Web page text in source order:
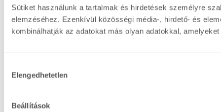
Sütiket használunk a tartalmak és hirdetések személyre
elemzéséhez. Ezenkívül közösségi média-, hirdető- és
kombinálhatják az adatokat más olyan adatokkal,
kiválasztása
Elengedhetetlen
Beállítások